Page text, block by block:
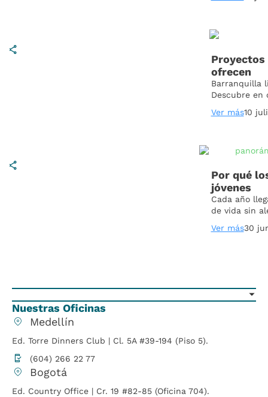
Proyectos
ofrecen
Barranquilla
Descubre en
Ver más10
Por qué
jóvenes
Cada año
de vida sin
Ver más30
Nuestras Oficinas
Medellín
Ed. Torre Dinners Club | Cl. 5A #39-194 (Piso 5).
(604) 266 22 77
Bogotá
Ed. Country Office | Cr. 19 #82-85 (Oficina 704).